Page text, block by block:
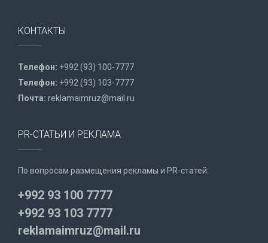
КОНТАКТЫ
Телефон: +992 (93) 100-7777
Телефон: +992 (93) 103-7777
Почта: reklamaimruz@mail.ru
PR-СТАТЬИ И РЕКЛАМА
По вопросам размещения рекламы и PR-статей:
+992 93 100 7777
+992 93 103 7777
reklamaimruz@mail.ru